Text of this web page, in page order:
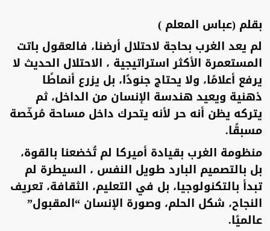
بقلم (عباس المعلم )
لم يعد الغرب بحاجة لاحتلال أرضنا، فالعقول باتت
المستعمرة الأكثر استراتيجية ، الاحتلال الحديث لا
يرفع أعلامًا، ولا يحتاج جنودًا، بل يزرع أنماطًا
ذهنية ويعيد هندسة الإنسان من الداخل، ثم
يتركه يظن أنه حر لأنه يتحرك داخل مساحة مُرخّصة
مسبقًا.
منظومة الغرب بقيادة أميركا لم تُخضعنا بالقوة،
بل بالتصميم البارد طويل النفس ، السيطرة لم
تبدأ بالتكنولوجيا، بل في التعليم، الثقافة، تعريف
النجاح، شكل الحلم، وصورة الإنسان “المقبول”
عالميًا.